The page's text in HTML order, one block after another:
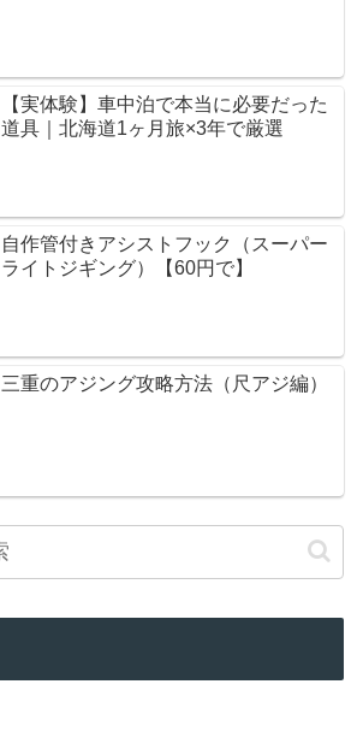
【実体験】車中泊で本当に必要だった
道具｜北海道1ヶ月旅×3年で厳選
自作管付きアシストフック（スーパー
ライトジギング）【60円で】
三重のアジング攻略方法（尺アジ編）